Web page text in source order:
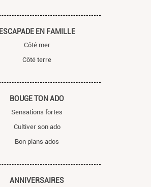
ESCAPADE EN FAMILLE
Côté mer
Côté terre
BOUGE TON ADO
Sensations fortes
Cultiver son ado
Bon plans ados
ANNIVERSAIRES